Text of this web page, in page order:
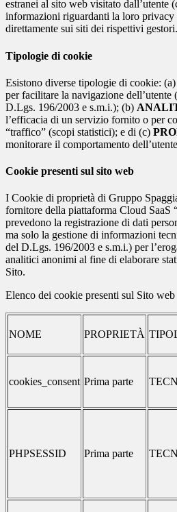
estranei al sito web visitato dall’utente
informazioni riguardanti la loro privacy
direttamente sui siti dei rispettivi gestori.
Tipologie di cookie
Esistono diverse tipologie di cookie:
per facilitare la navigazione dell’utente
D.Lgs. 196/2003 e s.m.i.); (b)
l’efficacia di un servizio fornito o per
“traffico” (scopi statistici); e di (c)
monitorare il comportamento
Cookie presenti sul sito web
I Cookie di proprietà di Gruppo
fornitore della piattaforma Cloud SaaS
prevedono la registrazione di dati
ma solo la gestione di informazioni
del D.Lgs. 196/2003 e s.m.i.) per
analitici anonimi al fine di elaborare
Sito.
Elenco dei cookie presenti sul Sito web
NOME PROPRIETÀ
cookies_consent Prima parte
PHPSESSID Prima parte